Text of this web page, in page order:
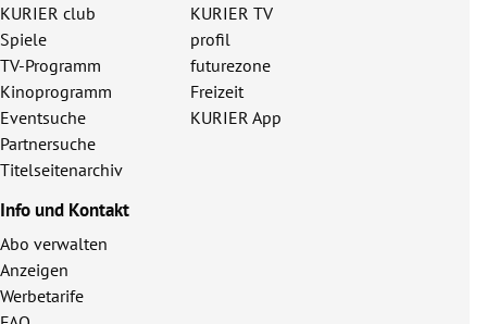
KURIER club
Spiele
TV-Programm
Kinoprogramm
Eventsuche
Partnersuche
Titelseitenarchiv
KURIER TV
profil
futurezone
Freizeit
KURIER App
Info und Kontakt
Abo verwalten
Anzeigen
Werbetarife